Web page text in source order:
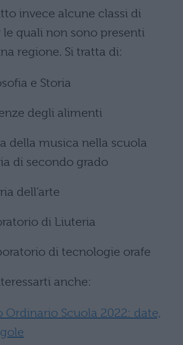
invece alcune classi di
le quali non sono presenti
regione. Si tratta di:
e Storia
degli alimenti
della musica nella scuola
di secondo grado
dell’arte
di Liuteria
di tecnologie orafe
anche:
Ordinario Scuola 2022: date,